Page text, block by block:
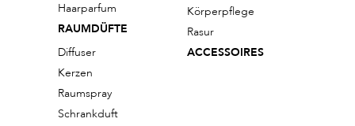
Haarparfum
RAUMDÜFTE
Diffuser
Kerzen
Raumspray
Schrankduft
Körperpflege
Rasur
ACCESSOIRES